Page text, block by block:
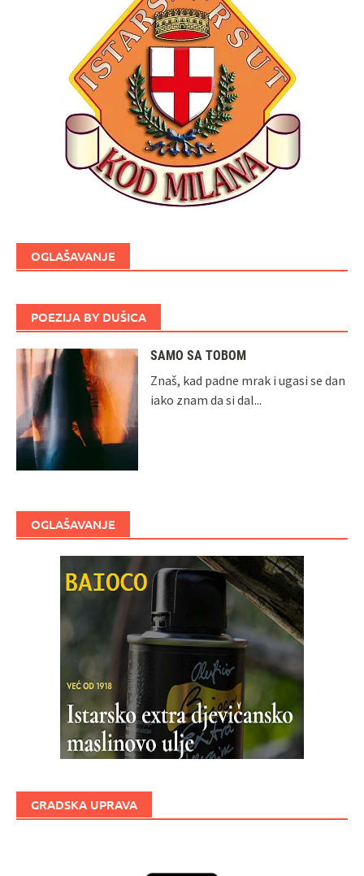
OGLAŠAVANJE
POEZIJA BY DUŠICA
SAMO SA TOBOM
Znaš, kad padne mrak i ugasi se dan
iako znam da si dal...
OGLAŠAVANJE
GRADSKA UPRAVA